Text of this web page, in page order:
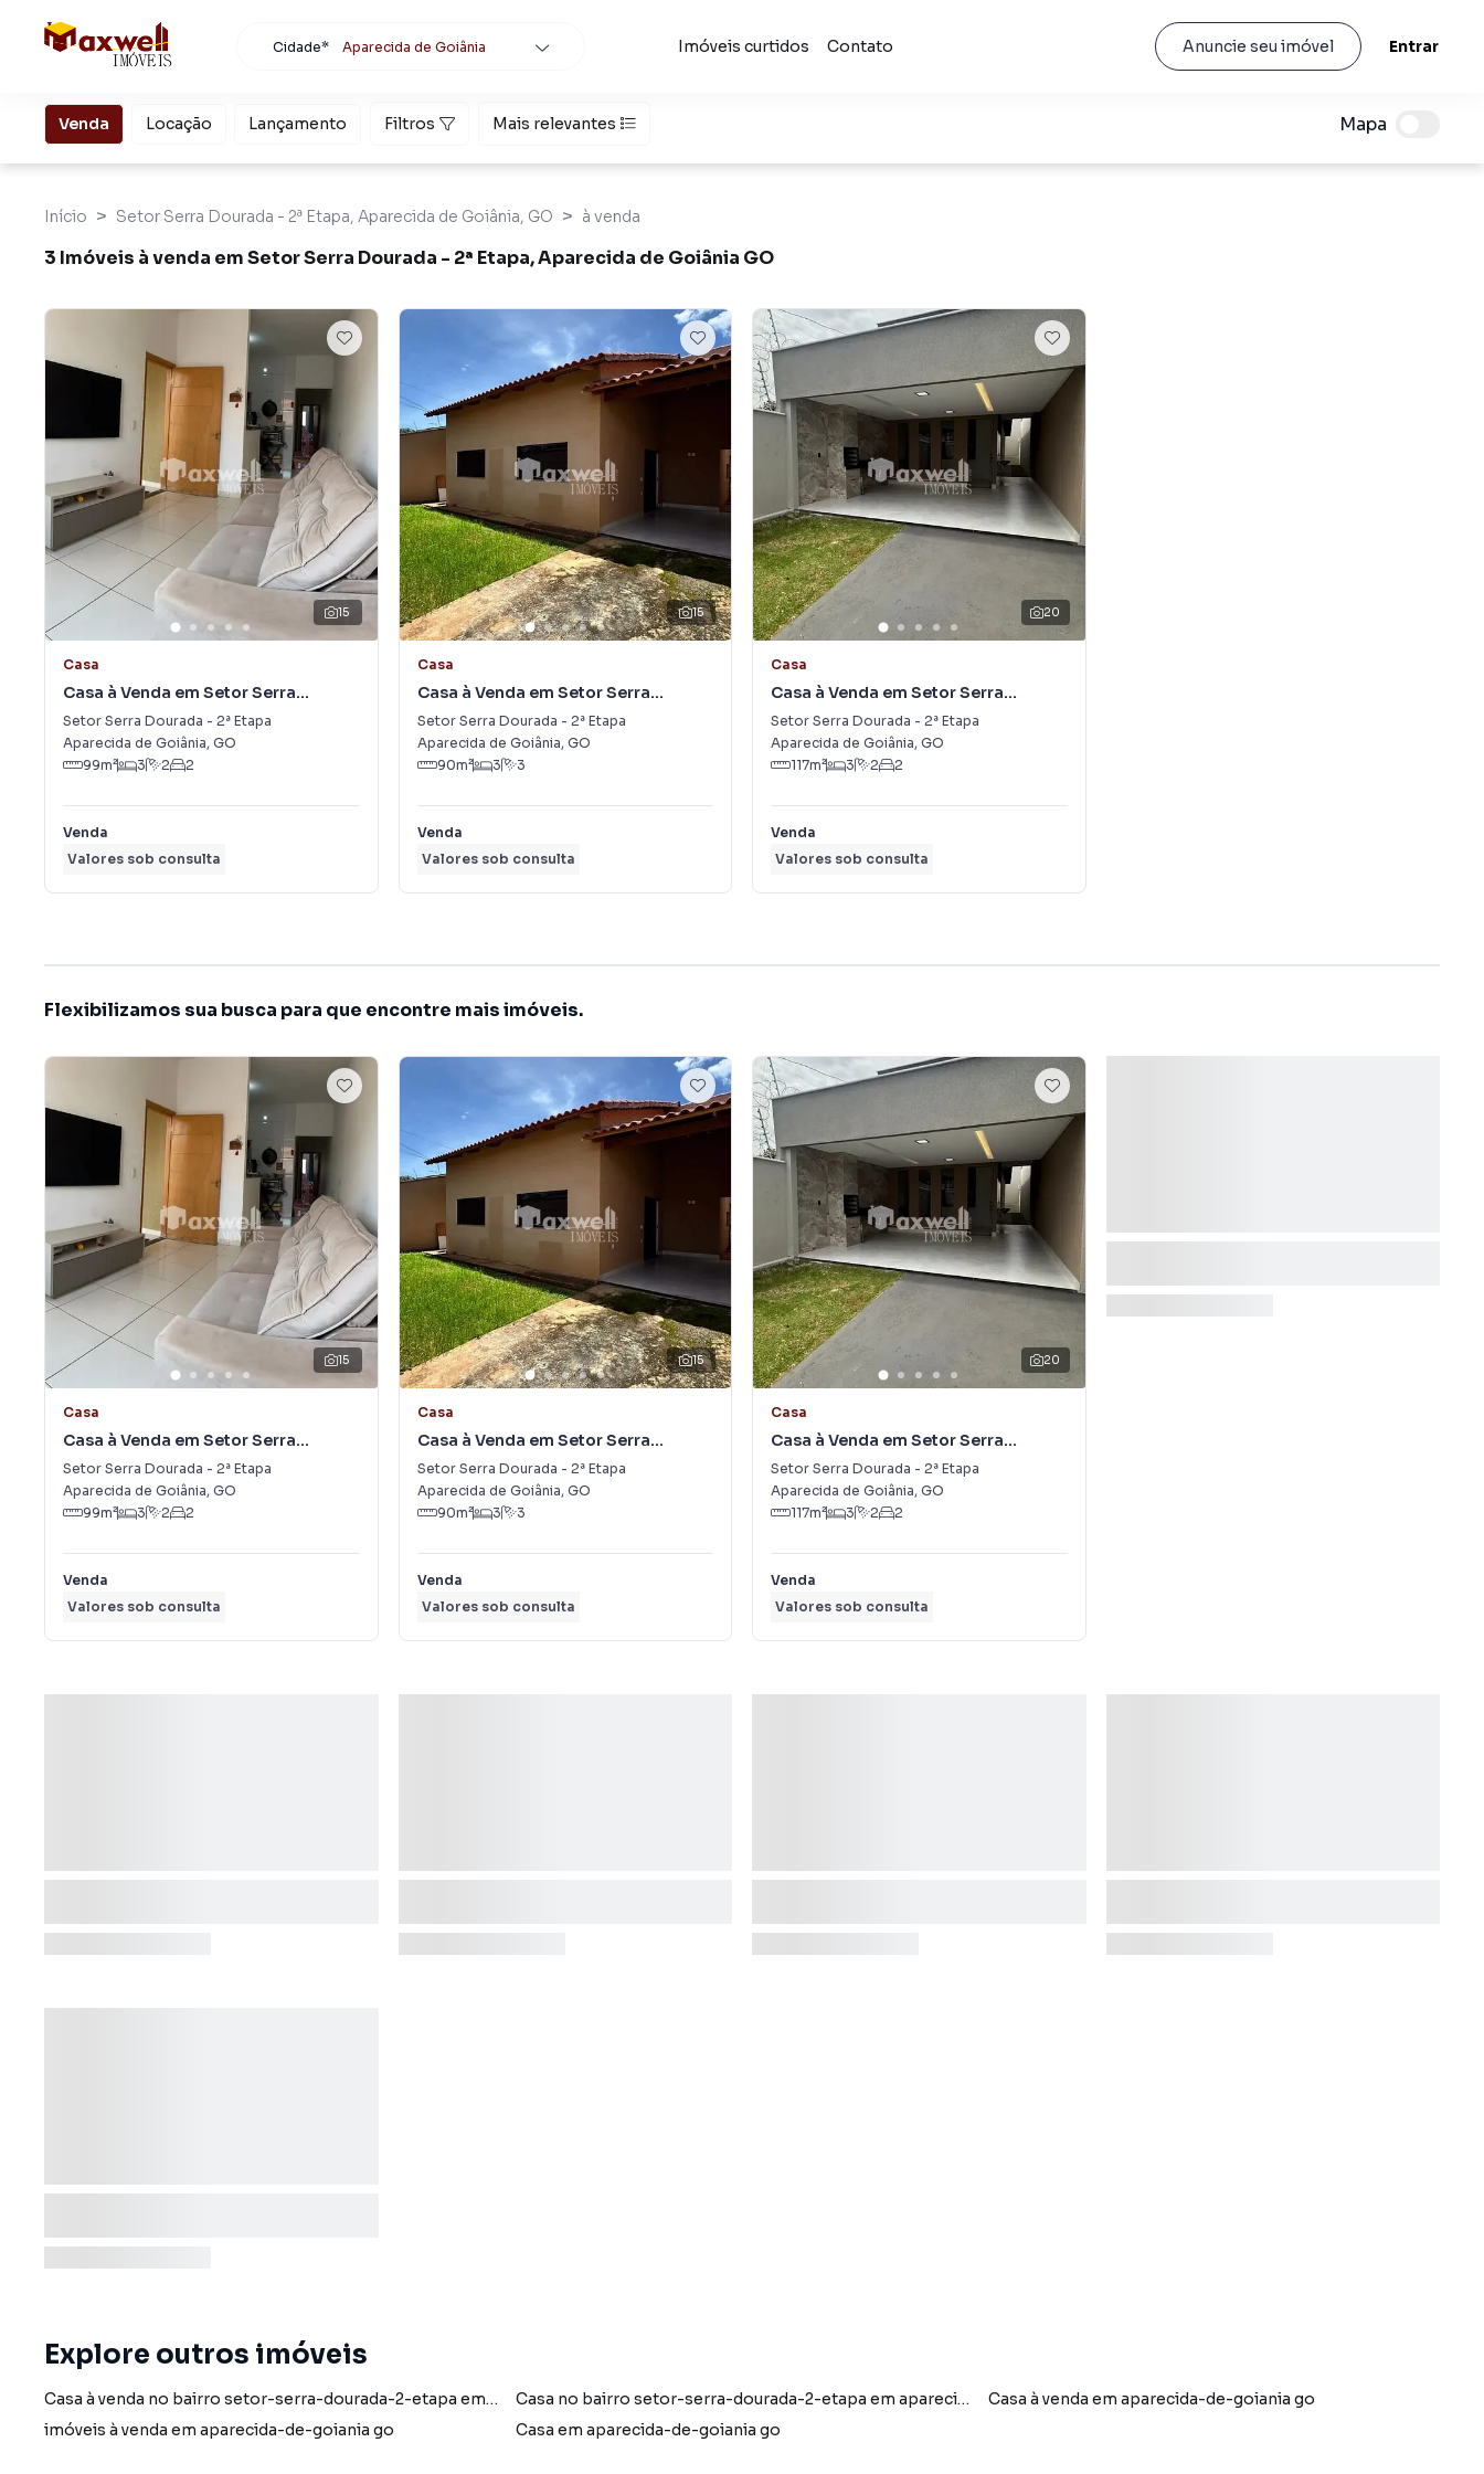
Cidade* Aparecida de Goiânia Imóveis curtidos Contato Anuncie seu imóvel Entrar
Venda Locação Lançamento Filtros Mais relevantes Mapa
Início Setor Serra Dourada - 2ª Etapa, Aparecida de Goiânia, GO à venda
3 Imóveis à venda em Setor Serra Dourada - 2ª Etapa, Aparecida de Goiânia GO
15
Casa
Casa à Venda em Setor Serra
Dourada - 2ª Etapa
Setor Serra Dourada - 2ª Etapa
Aparecida de Goiânia, GO
99m² 3 2 2
Venda
Valores sob consulta
15
Casa
Casa à Venda em Setor Serra
Dourada - 2ª Etapa
Setor Serra Dourada - 2ª Etapa
Aparecida de Goiânia, GO
90m² 3 3
Venda
Valores sob consulta
20
Casa
Casa à Venda em Setor Serra
Dourada - 2ª Etapa
Setor Serra Dourada - 2ª Etapa
Aparecida de Goiânia, GO
117m² 3 2 2
Venda
Valores sob consulta
Flexibilizamos sua busca para que encontre mais imóveis.
15
Casa
Casa à Venda em Setor Serra
Dourada - 2ª Etapa
Setor Serra Dourada - 2ª Etapa
Aparecida de Goiânia, GO
99m² 3 2 2
Venda
Valores sob consulta
15
Casa
Casa à Venda em Setor Serra
Dourada - 2ª Etapa
Setor Serra Dourada - 2ª Etapa
Aparecida de Goiânia, GO
90m² 3 3
Venda
Valores sob consulta
20
Casa
Casa à Venda em Setor Serra
Dourada - 2ª Etapa
Setor Serra Dourada - 2ª Etapa
Aparecida de Goiânia, GO
117m² 3 2 2
Venda
Valores sob consulta
Explore outros imóveis
Casa à venda no bairro setor-serra-dourada-2-etapa em aparecida-de-goiania go com 3 dormitórios Casa no bairro setor-serra-dourada-2-etapa em aparecida-de-goiania go
Casa à venda em aparecida-de-goiania go
imóveis à venda em aparecida-de-goiania go
Casa em aparecida-de-goiania go